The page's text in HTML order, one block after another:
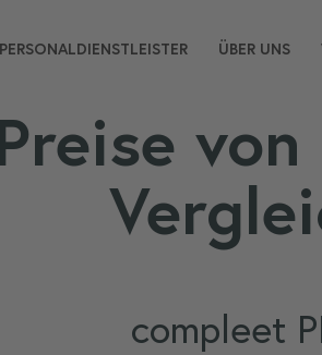
ÜBER UNS
compleet